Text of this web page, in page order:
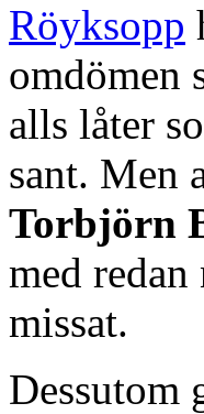
Röyksopp
omdömen
alls låter
sant. Men
Torbjörn
med redan
missat.
Dessutom